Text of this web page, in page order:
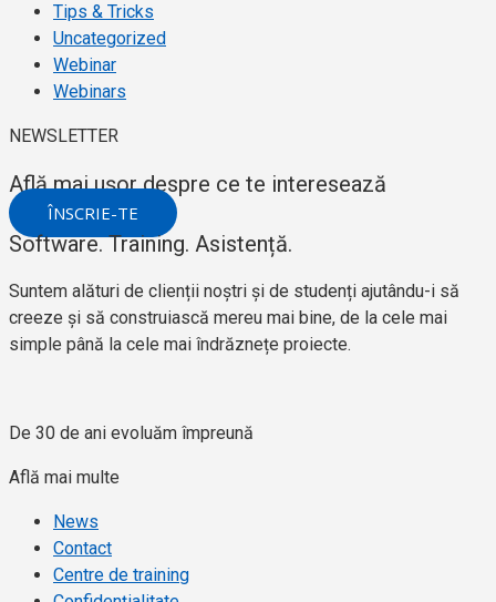
Tips & Tricks
Uncategorized
Webinar
Webinars
NEWSLETTER
Află mai ușor despre ce te interesează
ÎNSCRIE-TE
Software. Training. Asistență.
Suntem alături de clienții noștri și de studenți ajutându-i să
creeze și să construiască mereu mai bine, de la cele mai
simple până la cele mai îndrăznețe proiecte.
De 30 de ani evoluăm împreună​
Află mai multe
News
Contact
Centre de training